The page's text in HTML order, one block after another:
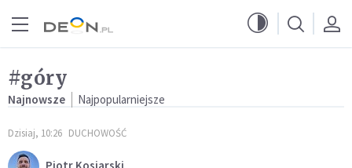
#góry
Najnowsze Najpopularniejsze
Dzisiaj, 10:26 DUCHOWOŚĆ
Piotr Kosiarski